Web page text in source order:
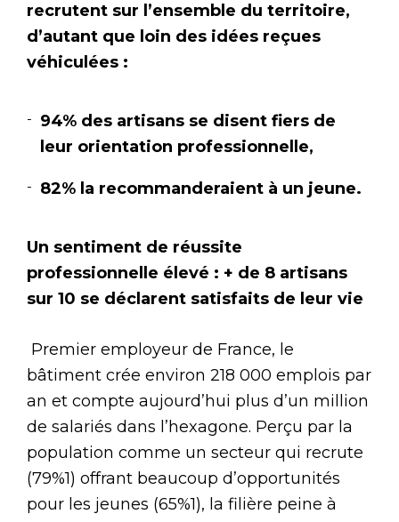
recrutent sur l’ensemble du territoire,
d’autant que loin des idées reçues
véhiculées :
94% des artisans se disent fiers de
leur orientation professionnelle,
82% la recommanderaient à un jeune.
Un sentiment de réussite
professionnelle élevé : + de 8 artisans
sur 10 se déclarent satisfaits de leur vie
Premier employeur de France, le
bâtiment crée environ 218 000 emplois par
an et compte aujourd’hui plus d’un million
de salariés dans l’hexagone. Perçu par la
population comme un secteur qui recrute
(79%1) offrant beaucoup d’opportunités
pour les jeunes (65%1), la filière peine à